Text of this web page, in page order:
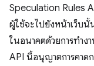
Speculation Rules
ผู้ใช้จะไปยังหน้าเว็บนั้
ในอนาคตด้วยการทำ
API นี้อนุญาตการคาด